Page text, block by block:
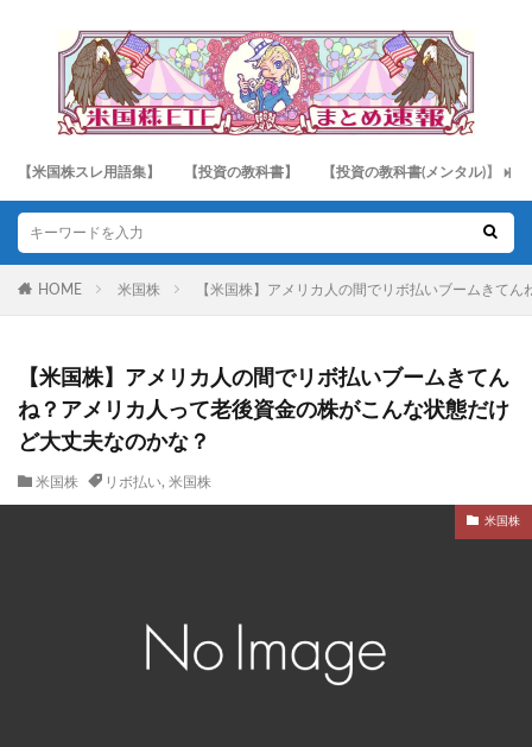
【米国株スレ用語集】 【投資の教科書】 【投資の教科書(メンタル)】
HOME 米国株 【米国株】アメリカ人の間でリボ払いブームきて
【米国株】アメリカ人の間でリボ払いブームきてん
ね？アメリカ人って老後資金の株がこんな状態だけ
ど大丈夫なのかな？
米国株 リボ払い, 米国株
米国株